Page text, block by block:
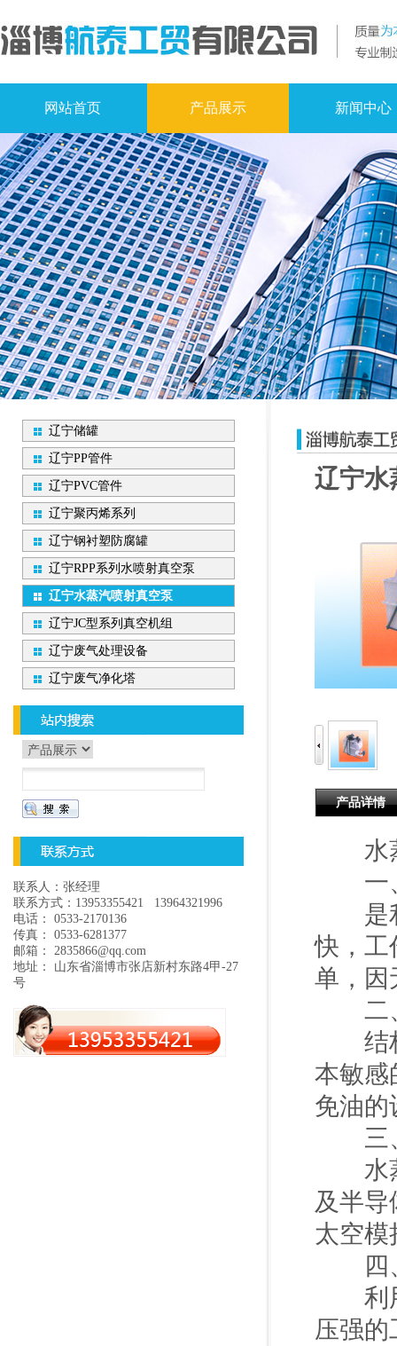
网站首页 产品展示 新闻中心
辽宁水
产品详情
水蒸
一
是利
快，工
单，因
二
结构
本敏感
免油的
三
水蒸
及半
太空模
四、
利用
压强的
辽宁储罐
辽宁PP管件
辽宁PVC管件
辽宁聚丙烯系列
辽宁钢衬塑防腐罐
辽宁RPP系列水喷射真空泵
辽宁水蒸汽喷射真空泵
辽宁JC型系列真空机组
辽宁废气处理设备
辽宁废气净化塔
联系人：张经理
联系方式：13953355421 13964321996
电话： 0533-2170136
传真： 0533-6281377
邮箱： 2835866@qq.com
地址： 山东省淄博市张店新村东路4甲-27
号